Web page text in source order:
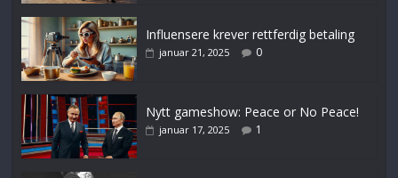
Influensere krever rettferdig betaling
januar 21, 2025 0
Nytt gameshow: Peace or No Peace!
januar 17, 2025 1